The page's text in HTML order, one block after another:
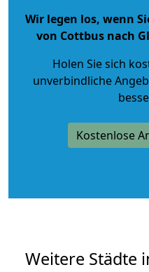
Wir legen los, wenn
von Cottbus nach
Holen Sie sich
unverbindliche
Kostenlose
Weitere Städte